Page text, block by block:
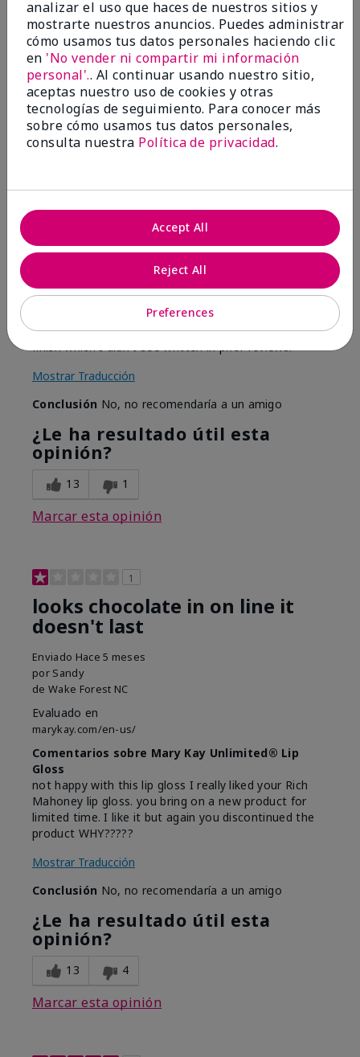
8 1
Marcar esta opinión
2
Color Faded Fast
porDeb
marykay.com/en-us/
Comentarios sobre Mary Kay Unlimited® Lip
When first applied I loved the color and the gloss
finish. Unfortunately that didn't last very long. Had to
continuously reapply to maintain color and glossy
finish which I didn't see written in prior reviews.
Mostrar Traducción
Conclusión No, no recomendaría a un amigo
¿Le ha resultado útil esta
opinión?
13 1
Marcar esta opinión
1
looks chocolate in on line it
doesn't last
Enviado Hace 5 meses
por Sandy
de Wake Forest NC
Evaluado en
marykay.com/en-us/
Comentarios sobre Mary Kay Unlimited® Lip
Gloss
not happy with this lip gloss I really liked your Rich
Mahoney lip gloss. you bring on a new product for
limited time. I like it but again you discontinued the
product WHY?????
Mostrar Traducción
Conclusión No, no recomendaría a un amigo
¿Le ha resultado útil esta
opinión?
13 4
Marcar esta opinión
analizar el uso que haces de nuestros sitios y
mostrarte nuestros anuncios. Puedes administrar
cómo usamos tus datos personales haciendo clic
en 'No vender ni compartir mi información
personal'.. Al continuar usando nuestro sitio,
aceptas nuestro uso de cookies y otras
tecnologías de seguimiento. Para conocer más
sobre cómo usamos tus datos personales,
consulta nuestra Política de privacidad.
Preferences
Reject All
Accept All